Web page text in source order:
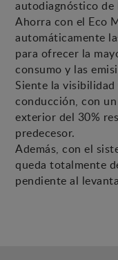
autodiagnóstico de
Ahorra con el Eco
automáticamente
para ofrecer la
consumo y las
Siente la visibilidad
conducción, con
exterior del 30%
predecesor.
Además, con el
queda totalmente
pendiente al